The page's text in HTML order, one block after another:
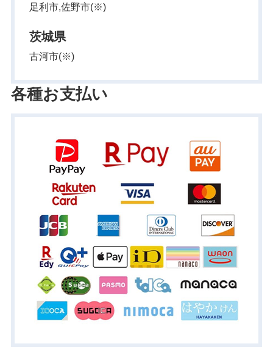
足利市,佐野市(※)
茨城県
古河市(※)
各種お支払い